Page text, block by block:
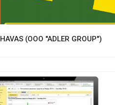
HAVAS (OOO "ADLER GROUP")